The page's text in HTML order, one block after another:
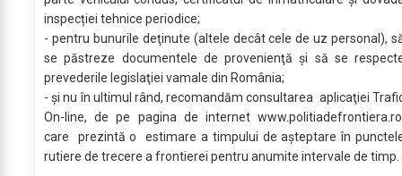
inspecției tehnice periodice;
- pentru bunurile deţinute (altele decât cele de uz personal),
se păstreze documentele de provenienţă şi să se
prevederile legislaţiei vamale din România;
- și nu în ultimul rând, recomandăm consultarea aplicaţiei
On-line, de pe pagina de internet
care prezintă o estimare a timpului de aşteptare în
rutiere de trecere a frontierei pentru anumite intervale de timp.